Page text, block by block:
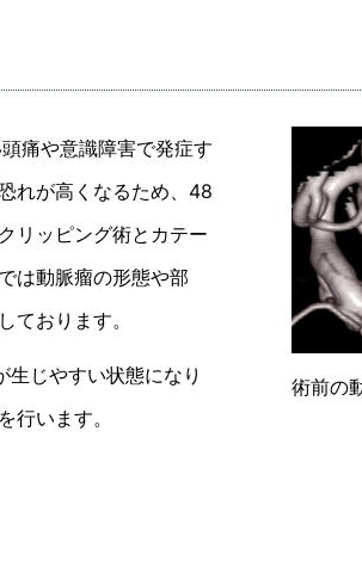
痛や意識障害で発症す
れが高くなるため、48
リッピング術とカテー
は動脈瘤の形態や部
ております。
じやすい状態になり
行います。
術前の